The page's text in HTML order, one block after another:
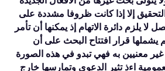
التحقيق إلا إذا كانت ظروفا مشددة على
يلزم دائرة الاتهام إذ يمكنها أن تأمر
قرار افتتاح البحث على أن
معنيين به فهي تبدو في هذه الصورة
اءذ تثير الدعوى وتمارسها خارج